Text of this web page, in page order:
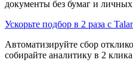
документы без бумаг и личных
Ускорьте подбор в 2 раза с
Автоматизируйте сбор
собирайте аналитику в 2 клика